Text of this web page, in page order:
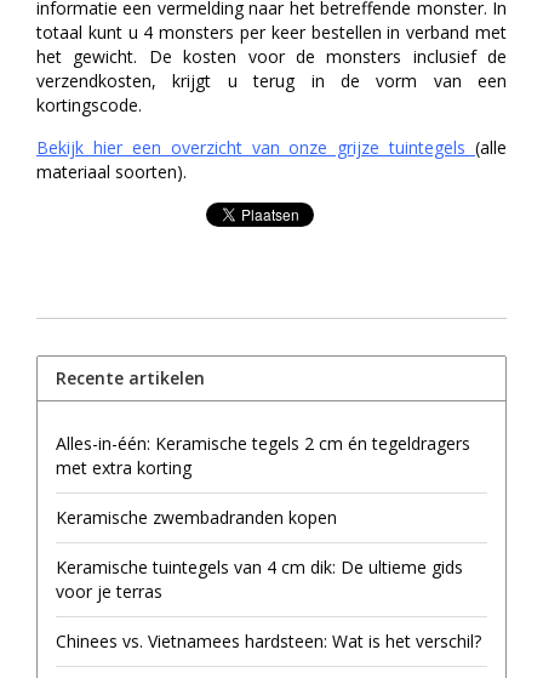
informatie een vermelding naar het betreffende monster. In
totaal kunt u 4 monsters per keer bestellen in verband met
het gewicht. De kosten voor de monsters inclusief de
verzendkosten, krijgt u terug in de vorm van een
kortingscode.
Bekijk hier een overzicht van onze grijze tuintegels (alle
materiaal soorten).
Recente artikelen
Alles-in-één: Keramische tegels 2 cm én tegeldragers
met extra korting
Keramische zwembadranden kopen
Keramische tuintegels van 4 cm dik: De ultieme gids
voor je terras
Chinees vs. Vietnamees hardsteen: Wat is het verschil?